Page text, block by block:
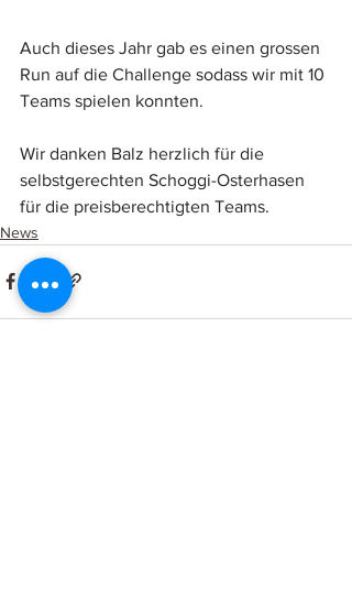
Auch dieses Jahr gab es einen grossen
Run auf die Challenge sodass wir mit 10
Teams spielen konnten.
Wir danken Balz herzlich für die
selbstgerechten Schoggi-Osterhasen
für die preisberechtigten Teams.
News